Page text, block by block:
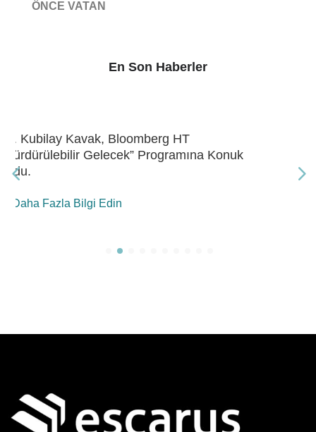
ÖNCE VATAN
En Son Haberler
Dr. Kubilay Kavak, Bloomberg HT “Gelecek
Enerji” Programına Konuk Oldu